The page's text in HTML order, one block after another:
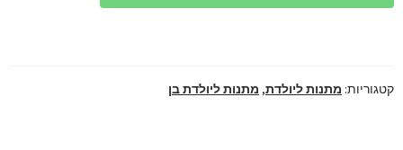
ליולדת
קטגוריות: מתנות ליולדת, מתנות ליולדת בן